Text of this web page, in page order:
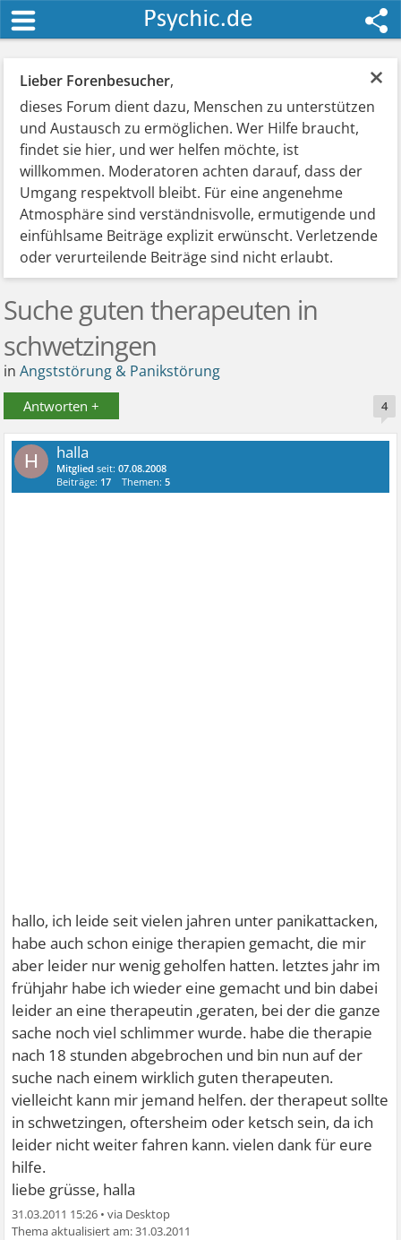
×
Lieber Forenbesucher,
dieses Forum dient dazu, Menschen zu unterstützen
und Austausch zu ermöglichen. Wer Hilfe braucht,
findet sie hier, und wer helfen möchte, ist
willkommen. Moderatoren achten darauf, dass der
Umgang respektvoll bleibt. Für eine angenehme
Atmosphäre sind verständnisvolle, ermutigende und
einfühlsame Beiträge explizit erwünscht. Verletzende
oder verurteilende Beiträge sind nicht erlaubt.
Suche guten therapeuten in
schwetzingen
inAngststörung & Panikstörung
Antworten + 4
H halla
Mitglied seit:07.08.2008
Beiträge: 17 Themen:5
hallo, ich leide seit vielen jahren unter panikattacken,
habe auch schon einige therapien gemacht, die mir
aber leider nur wenig geholfen hatten. letztes jahr im
frühjahr habe ich wieder eine gemacht und bin dabei
leider an eine therapeutin ,geraten, bei der die ganze
sache noch viel schlimmer wurde. habe die therapie
nach 18 stunden abgebrochen und bin nun auf der
suche nach einem wirklich guten therapeuten.
vielleicht kann mir jemand helfen. der therapeut sollte
in schwetzingen, oftersheim oder ketsch sein, da ich
leider nicht weiter fahren kann. vielen dank für eure
hilfe.
liebe grüsse, halla
31.03.2011 15:26 •
31.03.2011